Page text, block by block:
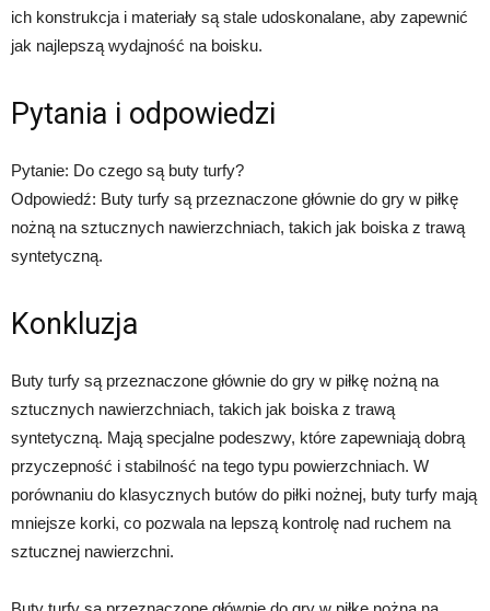
ich konstrukcja i materiały są stale udoskonalane, aby zapewnić
jak najlepszą wydajność na boisku.
Pytania i odpowiedzi
Pytanie: Do czego są buty turfy?
Odpowiedź: Buty turfy są przeznaczone głównie do gry w piłkę
nożną na sztucznych nawierzchniach, takich jak boiska z trawą
syntetyczną.
Konkluzja
Buty turfy są przeznaczone głównie do gry w piłkę nożną na
sztucznych nawierzchniach, takich jak boiska z trawą
syntetyczną. Mają specjalne podeszwy, które zapewniają dobrą
przyczepność i stabilność na tego typu powierzchniach. W
porównaniu do klasycznych butów do piłki nożnej, buty turfy mają
mniejsze korki, co pozwala na lepszą kontrolę nad ruchem na
sztucznej nawierzchni.